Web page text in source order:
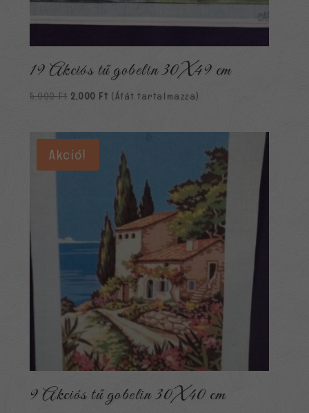
19 Akciós tű gobelin 30X49 cm
5,000Ft Original
5,000 Ft.
2,000 FtCurrent
(Áfát tartalmazza)
Akció!
9 Akciós tű gobelin 30X40 cm